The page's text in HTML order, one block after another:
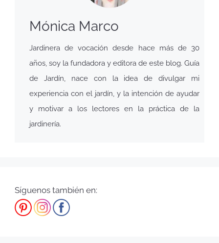
Mónica Marco
Jardinera de vocación desde hace más de 30
años, soy la fundadora y editora de este blog. Guía
de Jardín, nace con la idea de divulgar mi
experiencia con el jardín, y la intención de ayudar
y motivar a los lectores en la práctica de la
jardinería.
Síguenos también en: